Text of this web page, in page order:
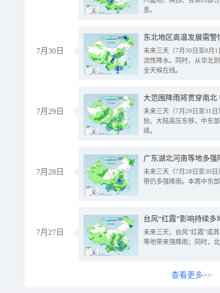
息。
7月30日
东北地区高温发展需
未来三天（7月30日至8月
流性降水。同时，从华北
全天候在线。
7月29日
大范围降雨将贯穿南
未来三天（7月29日至31
抬、大陆高压东移，中东
续。
7月28日
广东湖北河南等地多
未来三天（7月28日至30
带仍多强降雨。本周中东
7月27日
台风“红霞”影响持续
未来三天，台风“红霞”或
等地带来强降雨；同时，
查看更多>>